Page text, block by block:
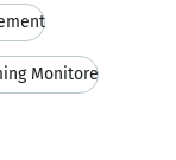
Monitore